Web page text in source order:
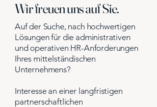
Wir freuen uns auf Sie.
Auf der Suche, nach hochwertigen
Lösungen für die administrativen
und operativen HR-Anforderungen
Ihres mittelständischen
Unternehmens?
Interesse an einer langfristigen
partnerschaftlichen